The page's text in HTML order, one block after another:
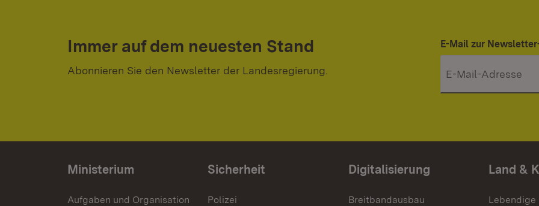
Immer auf dem neuesten Stand
Abonnieren Sie den Newsletter der Landesregierung.
E-Mail zur
Ministerium
Aufgaben und Organisation
Sicherheit
Polizei
Digitalisierung
Breitbandausbau
Land &
Lebendige